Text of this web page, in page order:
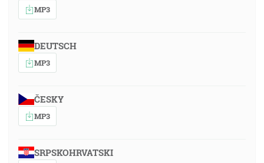
MP3
DEUTSCH
MP3
ČESKY
MP3
SRPSKOHRVATSKI